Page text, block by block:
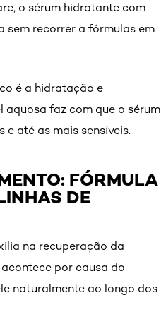
o sérum hidratante com
sem recorrer a fórmulas em
é a hidratação e
aquosa faz com que o sérum
até as mais sensíveis.
FÓRMULA
DE
na recuperação da
por causa do
naturalmente ao longo dos